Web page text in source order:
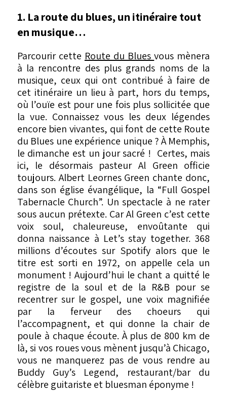
1. La route du blues, un itinéraire tout
en musique…
Parcourir cette Route du Bluesvous mènera
à la rencontre des plus grands noms de la
musique, ceux qui ont contribué à faire de
cet itinéraire un lieu à part, hors du temps,
où l’ouïe est pour une fois plus sollicitée que
la vue. Connaissez vous les deux légendes
encore bien vivantes, qui font de cette Route
du Blues une expérience unique ? À Memphis,
le dimanche est un jour sacré ! Certes, mais
ici, le désormais pasteur Al Green officie
toujours. Albert Leornes Green chante donc,
dans son église évangélique, la “Full Gospel
Tabernacle Church”. Un spectacle à ne rater
sous aucun prétexte. Car Al Green c’est cette
voix soul, chaleureuse, envoûtante qui
donna naissance à Let’s stay together. 368
millions d’écoutes sur Spotify alors que le
titre est sorti en 1972, on appelle cela un
monument ! Aujourd’hui le chant a quitté le
registre de la soul et de la R&B pour se
recentrer sur le gospel, une voix magnifiée
par la ferveur des choeurs qui
l’accompagnent, et qui donne la chair de
poule à chaque écoute. À plus de 800 km de
là, si vos roues vous mènent jusqu’à Chicago,
vous ne manquerez pas de vous rendre au
Buddy Guy’s Legend, restaurant/bar du
célèbre guitariste et bluesman éponyme !